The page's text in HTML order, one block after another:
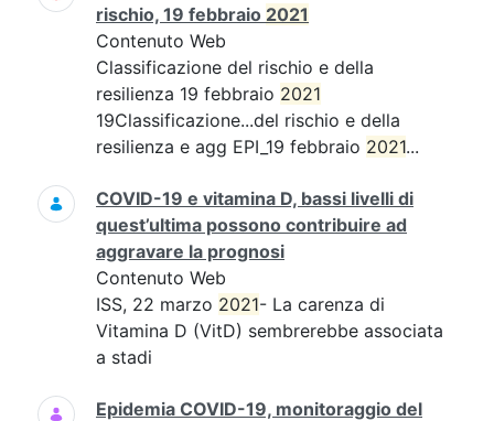
rischio, 19 febbraio 2021
Contenuto Web
Classificazione del rischio e della
resilienza 19 febbraio 2021
19Classificazione...del rischio e della
resilienza e agg EPI_19 febbraio 2021...
COVID-19 e vitamina D, bassi livelli di
quest’ultima possono contribuire ad
aggravare la prognosi
Contenuto Web
ISS, 22 marzo 2021- La carenza di
Vitamina D (VitD) sembrerebbe associata
a stadi
Epidemia COVID-19, monitoraggio del